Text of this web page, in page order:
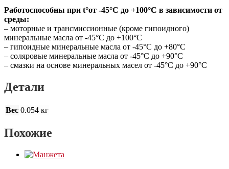
Работоспособны при t°от -45°С до +100°С в зависимости от
среды:
– моторные и трансмиссионные (кроме гипоидного)
минеральные масла от -45°С до +100°С
– гипоидные минеральные масла от -45°С до +80°С
– соляровые минеральные масла от -45°С до +90°С
– смазки на основе минеральных масел от -45°С до +90°С
Детали
Вес 0.054 кг
Похожие